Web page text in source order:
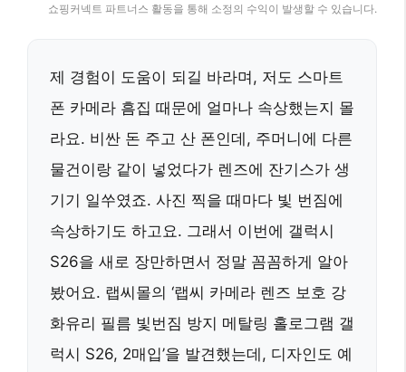
쇼핑커넥트 파트너스 활동을 통해 소정의 수익이 발생할 수 있습니다.
제 경험이 도움이 되길 바라며, 저도 스마트
폰 카메라 흠집 때문에 얼마나 속상했는지 몰
라요. 비싼 돈 주고 산 폰인데, 주머니에 다른
물건이랑 같이 넣었다가 렌즈에 잔기스가 생
기기 일쑤였죠. 사진 찍을 때마다 빛 번짐에
속상하기도 하고요. 그래서 이번에 갤럭시
S26을 새로 장만하면서 정말 꼼꼼하게 알아
봤어요. 랩씨몰의 ‘랩씨 카메라 렌즈 보호 강
화유리 필름 빛번짐 방지 메탈링 홀로그램 갤
럭시 S26, 2매입’을 발견했는데, 디자인도 예